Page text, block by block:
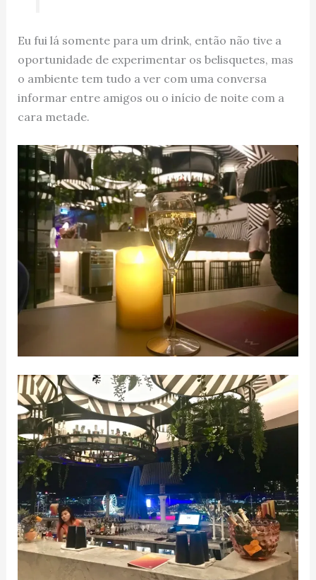
Eu fui lá somente para um drink, então não tive a
oportunidade de experimentar os belisquetes, mas
o ambiente tem tudo a ver com uma conversa
informar entre amigos ou o início de noite com a
cara metade.